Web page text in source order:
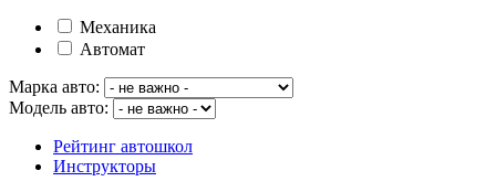
Механика
Автомат
Марка авто:
Модель авто:
Рейтинг автошкол
Инструкторы